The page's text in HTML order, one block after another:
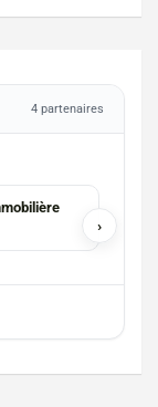
4 partenaires
›